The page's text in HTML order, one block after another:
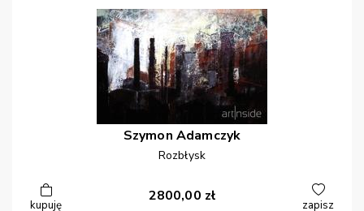
Szymon Adamczyk
Rozbłysk
kupuję
2800,00 zł
zapisz